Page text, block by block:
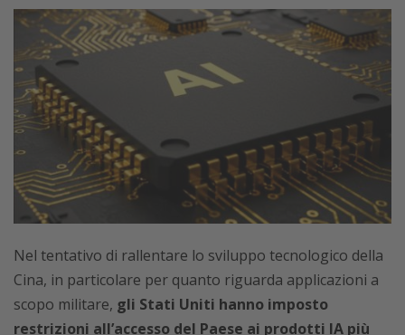
Nel tentativo di rallentare lo sviluppo tecnologico della
Cina, in particolare per quanto riguarda applicazioni a
scopo militare, gli Stati Uniti hanno imposto
restrizioni all’accesso del Paese ai prodotti IA più